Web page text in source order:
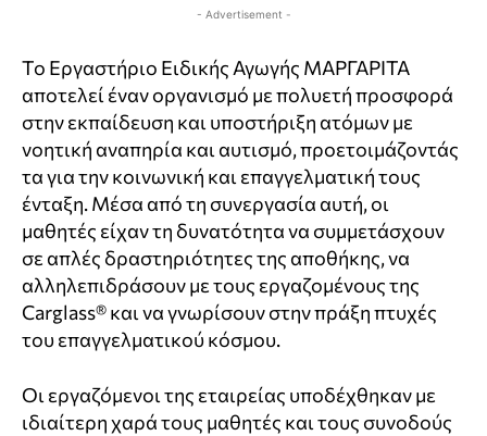
- Advertisement -
Το Εργαστήριο Ειδικής Αγωγής ΜΑΡΓΑΡΙΤΑ
αποτελεί έναν οργανισμό με πολυετή προσφορά
στην εκπαίδευση και υποστήριξη ατόμων με
νοητική αναπηρία και αυτισμό, προετοιμάζοντάς
τα για την κοινωνική και επαγγελματική τους
ένταξη. Μέσα από τη συνεργασία αυτή, οι
μαθητές είχαν τη δυνατότητα να συμμετάσχουν
σε απλές δραστηριότητες της αποθήκης, να
αλληλεπιδράσουν με τους εργαζομένους της
Carglass® και να γνωρίσουν στην πράξη πτυχές
του επαγγελματικού κόσμου.
Οι εργαζόμενοι της εταιρείας υποδέχθηκαν με
ιδιαίτερη χαρά τους μαθητές και τους συνοδούς